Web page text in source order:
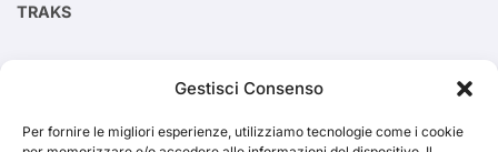
Gestisci Consenso
Per fornire le migliori esperienze, utilizziamo tecnologie come i cookie
TRAKS
Cerca